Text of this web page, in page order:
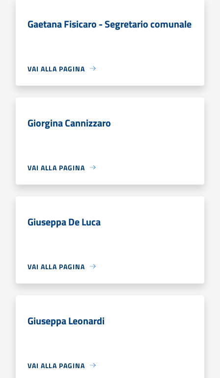
Gaetana Fisicaro - Segretario comunale
VAI ALLA PAGINA
Giorgina Cannizzaro
VAI ALLA PAGINA
Giuseppa De Luca
VAI ALLA PAGINA
Giuseppa Leonardi
VAI ALLA PAGINA